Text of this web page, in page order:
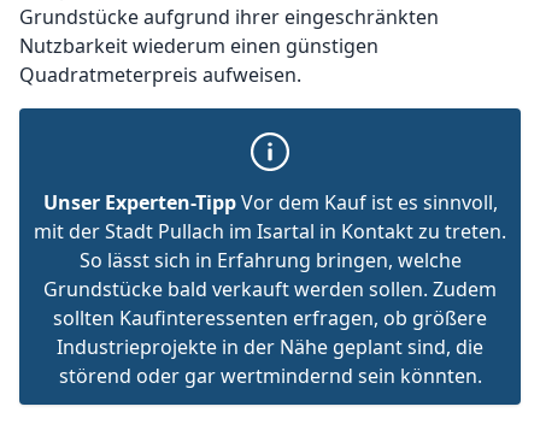
Grundstücke aufgrund ihrer eingeschränkten
Nutzbarkeit wiederum einen günstigen
Quadratmeterpreis aufweisen.
Unser Experten-TippVor dem Kauf ist es sinnvoll,
mit der Stadt Pullach im Isartal in Kontakt zu treten.
So lässt sich in Erfahrung bringen, welche
Grundstücke bald verkauft werden sollen. Zudem
sollten Kaufinteressenten erfragen, ob größere
Industrieprojekte in der Nähe geplant sind, die
störend oder gar wertmindernd sein könnten.